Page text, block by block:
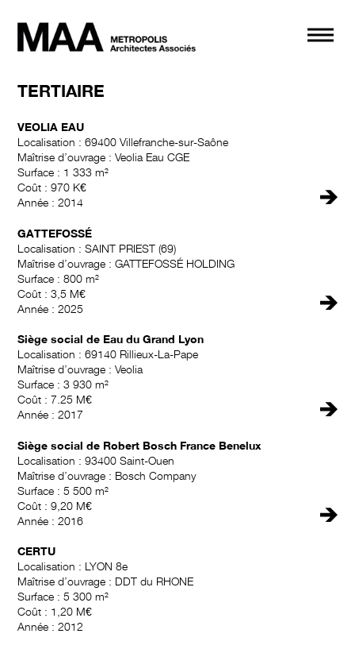
TERTIAIRE
VEOLIA EAU
Localisation : 69400 Villefranche-sur-Saône
Maîtrise d’ouvrage : Veolia Eau CGE
Surface : 1 333 m²
Coût : 970 K€
Année : 2014
🡺
GATTEFOSSÉ
Localisation : SAINT PRIEST (69)
Maîtrise d’ouvrage : GATTEFOSSÉ HOLDING
Surface : 800 m²
Coût : 3,5 M€
Année : 2025
🡺
Siège social de Eau du Grand Lyon
Localisation : 69140 Rillieux-La-Pape
Maîtrise d’ouvrage : Veolia
Surface : 3 930 m²
Coût : 7.25 M€
Année : 2017
🡺
Siège social de Robert Bosch France Benelux
Localisation : 93400 Saint-Ouen
Maîtrise d’ouvrage : Bosch Company
Surface : 5 500 m²
Coût : 9,20 M€
Année : 2016
🡺
CERTU
Localisation : LYON 8e
Maîtrise d’ouvrage : DDT du RHONE
Surface : 5 300 m²
Coût : 1,20 M€
Année : 2012